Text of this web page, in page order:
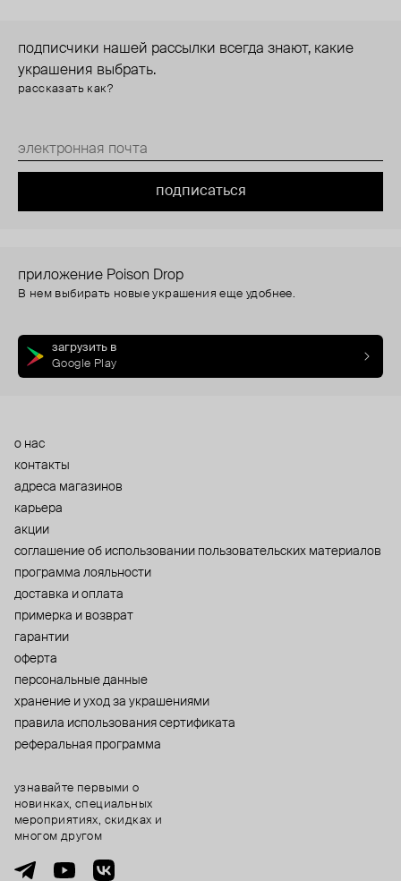
подписчики нашей рассылки всегда знают, какие
украшения выбрать.
рассказать как?
подписаться
приложение Poison Drop
В нем выбирать новые украшения еще удобнее.
загрузить в
Google Play
о нас
контакты
адреса магазинов
карьера
акции
cоглашение об использовании пользовательских материалов
программа лояльности
доставка и оплата
примерка и возврат
гарантии
оферта
персональные данные
хранение и уход за украшениями
правила использования сертификата
реферальная программа
узнавайте первыми о
новинках, специальных
мероприятиях, скидках и
многом другом